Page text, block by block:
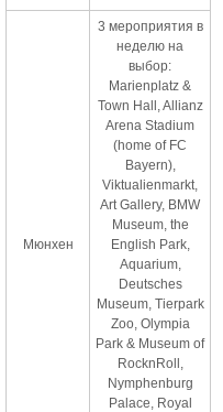
Мюнхен
3 мероприятия в
неделю на
выбор:
Marienplatz &
Town Hall, Allianz
Arena Stadium
(home of FC
Bayern),
Viktualienmarkt,
Art Gallery, BMW
Museum, the
English Park,
Aquarium,
Deutsches
Museum, Tierpark
Zoo, Olympia
Park & Museum of
RocknRoll,
Nymphenburg
Palace, Royal